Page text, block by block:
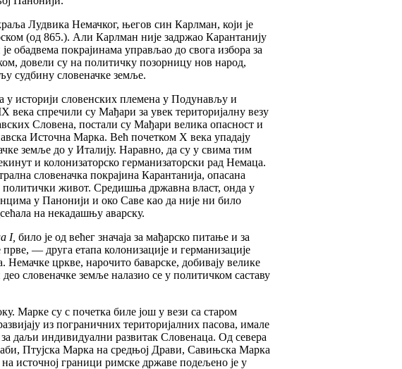
Лудвика Немачког, његов син Карлман, који је
(од 865.). Али Карлман није задржао Карантанију
обадвема покрајинама управљао до свога избора за
довели су на политичку позорницу нов народ,
судбину словеначке земље.
у историји словенских племена у Подунављу и
спречили су Мађари за увек територијалну везу
Словена, постали су Мађари велика опасност и
Источна Марка. Већ почетком X века упадају
земље до у Италију. Наравно, да су у свима тим
и колонизаторско германизаторски рад Немаца.
словеначка покрајина Карантанија, опасана
живот. Средишња државна власт, онда у
у Панонији и око Саве као да није ни било
на некадашњу аварску.
I, било је од већег значаја за мађарско питање и за
— друга етапа колонизације и германизације
цркве, нарочито баварске, добивају велике
словеначке земље налазио се у политичком саставу
Марке су с почетка биле још у вези са старом
из пограничних територијалних пасова, имале
за даљи индивидуални развитак Словенаца. Од севера
Птујска Марка на средњој Драви, Савињска Марка
источној граници римске државе подељено је у